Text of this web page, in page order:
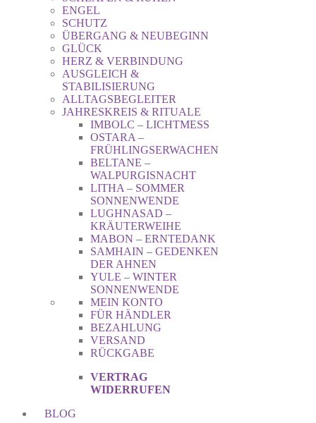
ENGEL
SCHUTZ
ÜBERGANG & NEUBEGINN
GLÜCK
HERZ & VERBINDUNG
AUSGLEICH &
STABILISIERUNG
ALLTAGSBEGLEITER
JAHRESKREIS & RITUALE
IMBOLC – LICHTMESS
OSTARA –
FRÜHLINGSERWACHEN
BELTANE –
WALPURGISNACHT
LITHA – SOMMER
SONNENWENDE
LUGHNASAD –
KRÄUTERWEIHE
MABON – ERNTEDANK
SAMHAIN – GEDENKEN
DER AHNEN
YULE – WINTER
SONNENWENDE
MEIN KONTO
FÜR HÄNDLER
BEZAHLUNG
VERSAND
RÜCKGABE
VERTRAG
WIDERRUFEN
BLOG